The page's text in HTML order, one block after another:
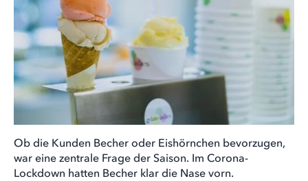
Ob die Kunden Becher oder Eishörnchen bevorzugen,
war eine zentrale Frage der Saison. Im Corona-
Lockdown hatten Becher klar die Nase vorn.